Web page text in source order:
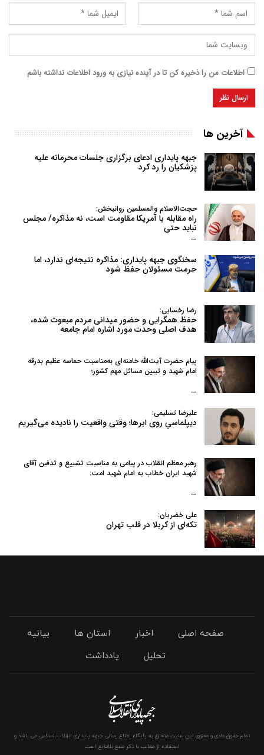
اطلاعات من را ذخیره کن تا در آینده نیازی به ورود اطلاعات نداشته باشم
آخرین ها
جبهه پایداری ادعای برگزاری جلسات محرمانه علیه
پزشکیان را رد کرد
حجت‌الاسلام والمسلمین روانبخش:
راه مقابله با آمریکا مقاومت است، نه مذاکره/ مجلس
نباید حتی
…
سخنگوی جبهه پایداری: مذاکره نتیجه‌ای ندارد، اما
حرمت مسئولان حفظ شود
رضا رخسایی:
حفظ همگرایی و حضور میدانی مردم مبعوث شده،
هدف اصلی وحدت مورد اشاره امام جامعه
پیام حضرت آیت‌الله خامنه‌ای به‌مناسبت حماسه عظیم بدرقه
امام شهید و تبیین مسائل مهم کشور؛
…
علیرضا تسلیمی:
دیپلماسیِ روی ابرها؛ وقتی واقعیت را نادیده می‌گیریم
رهبر معظم انقلاب در پیامی به‌ مناسبت تشییع و تدفین آقای
شهید ایران خطاب به امام شهید امت:
…
علی خضریان:
تکه‌ای از کربلا در قلب تهران
صفحه اصلی اخبار استان ها
بیانیه
تحلیل
یادداشت
تمام حقوق مادی و معنوی این سایت متعلق به پایگاه اطلاع رسانی جبهه پایداری انقلاب اسلامی می باشد و
استفاده از مطالب با ذکر منبع بلامانع است.